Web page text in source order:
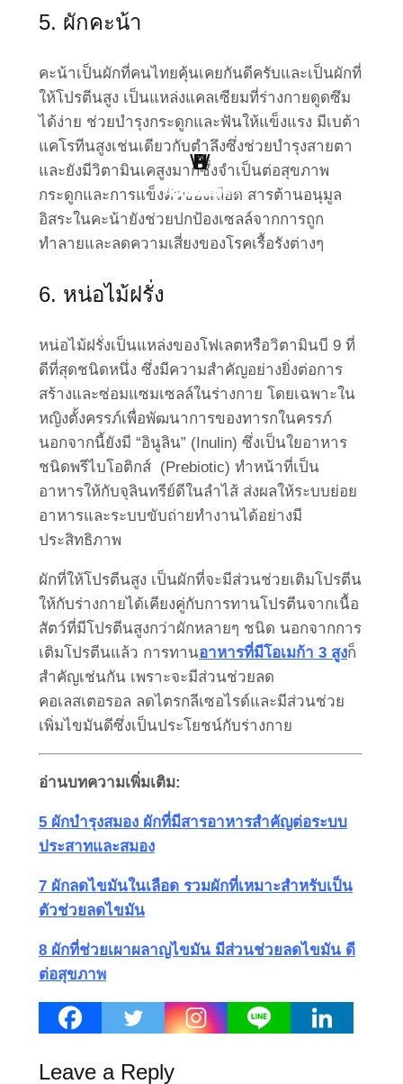
5. ผักคะน้า
คะน้าเป็นผักที่คนไทยคุ้นเคยกันดีครับและเป็นผักที่
ให้โปรตีนสูง เป็นแหล่งแคลเซียมที่ร่างกายดูดซึม
ได้ง่าย ช่วยบำรุงกระดูกและฟันให้แข็งแรง มีเบต้า
แคโรทีนสูงเช่นเดียวกับตำลึงซึ่งช่วยบำรุงสายตา
และยังมีวิตามินเคสูงมากซึ่งจำเป็นต่อสุขภาพ
กระดูกและการแข็งตัวของเลือด สารต้านอนุมูล
อิสระในคะน้ายังช่วยปกป้องเซลล์จากการถูก
ทำลายและลดความเสี่ยงของโรคเรื้อรังต่างๆ
6. หน่อไม้ฝรั่ง
หน่อไม้ฝรั่งเป็นแหล่งของโฟเลตหรือวิตามินบี 9 ที่
ดีที่สุดชนิดหนึ่ง ซึ่งมีความสำคัญอย่างยิ่งต่อการ
สร้างและซ่อมแซมเซลล์ในร่างกาย โดยเฉพาะใน
หญิงตั้งครรภ์เพื่อพัฒนาการของทารกในครรภ์
นอกจากนี้ยังมี “อินูลิน” (Inulin) ซึ่งเป็นใยอาหาร
ชนิดพรีไบโอติกส์ (Prebiotic) ทำหน้าที่เป็น
อาหารให้กับจุลินทรีย์ดีในลำไส้ ส่งผลให้ระบบย่อย
อาหารและระบบขับถ่ายทำงานได้อย่างมี
ประสิทธิภาพ
ผักที่ให้โปรตีนสูง เป็นผักที่จะมีส่วนช่วยเติมโปรตีน
ให้กับร่างกายได้เคียงคู่กับการทานโปรตีนจากเนื้อ
สัตว์ที่มีโปรตีนสูงกว่าผักหลายๆ ชนิด นอกจากการ
เติมโปรตีนแล้ว การทานอาหารที่มีโอเมก้า 3 สูงก็
สำคัญเช่นกัน เพราะจะมีส่วนช่วยลด
คอเลสเตอรอล ลดไตรกลีเซอไรด์และมีส่วนช่วย
เพิ่มไขมันดีซึ่งเป็นประโยชน์กับร่างกาย
อ่านบทความเพิ่มเติม:
5 ผักบำรุงสมอง ผักที่มีสารอาหารสำคัญต่อระบบ
ประสาทและสมอง
7 ผักลดไขมันในเลือด รวมผักที่เหมาะสำหรับเป็น
ตัวช่วยลดไขมัน
8 ผักที่ช่วยเผาผลาญไขมัน มีส่วนช่วยลดไขมัน ดี
ต่อสุขภาพ
Leave a Reply
H
Health
B
Business
S
Social
L
Living
P
Point Of View
W
Work Clinic